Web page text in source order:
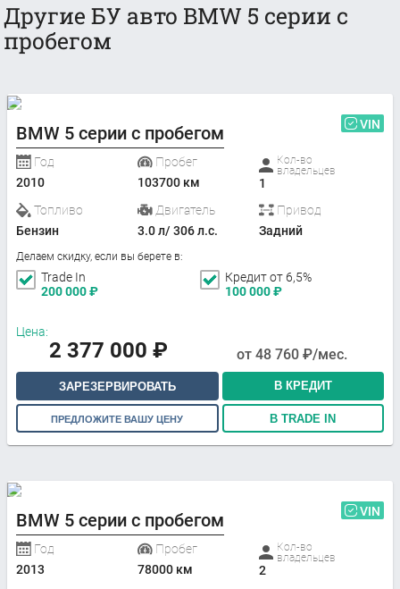
Другие БУ авто BMW 5 серии с
пробегом
BMW 5 серии с пробегом VIN
Год
2010
Пробег
103700 км
Кол-во
владельцев
1
Топливо
Бензин
Двигатель
3.0 л/ 306 л.с.
Привод
Задний
Делаем скидку, если вы берете в:
Trade In
200 000₽
Кредит от 6,5%
100 000₽
Цена:
2 377 000 ₽ от 48 760 ₽/мес.
ЗАРЕЗЕРВИРОВАТЬ В КРЕДИТ
ПРЕДЛОЖИТЕ ВАШУ ЦЕНУ В TRADE IN
BMW 5 серии с пробегом VIN
Год
2013
Пробег
78000 км
Кол-во
владельцев
2